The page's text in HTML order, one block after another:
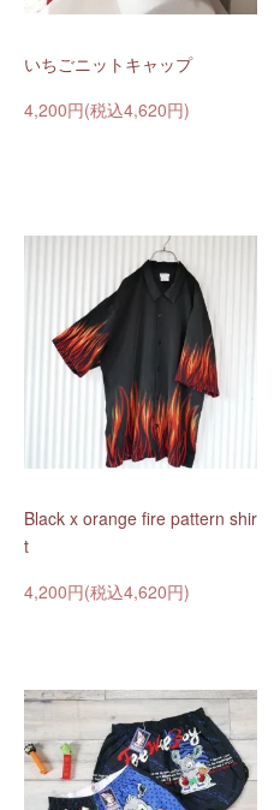
いちごニットキャップ
4,200円(税込4,620円)
Black x orange fire pattern shir
t
4,200円(税込4,620円)